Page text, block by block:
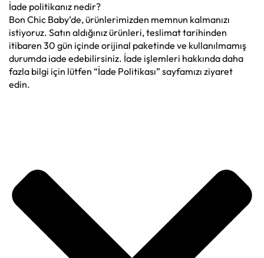
İade politikanız nedir?
Bon Chic Baby’de, ürünlerimizden memnun kalmanızı
istiyoruz. Satın aldığınız ürünleri, teslimat tarihinden
itibaren 30 gün içinde orijinal paketinde ve kullanılmamış
durumda iade edebilirsiniz. İade işlemleri hakkında daha
fazla bilgi için lütfen “İade Politikası” sayfamızı ziyaret
edin.